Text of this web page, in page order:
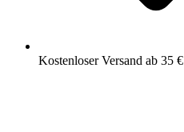
Kostenloser Versand ab 35 €